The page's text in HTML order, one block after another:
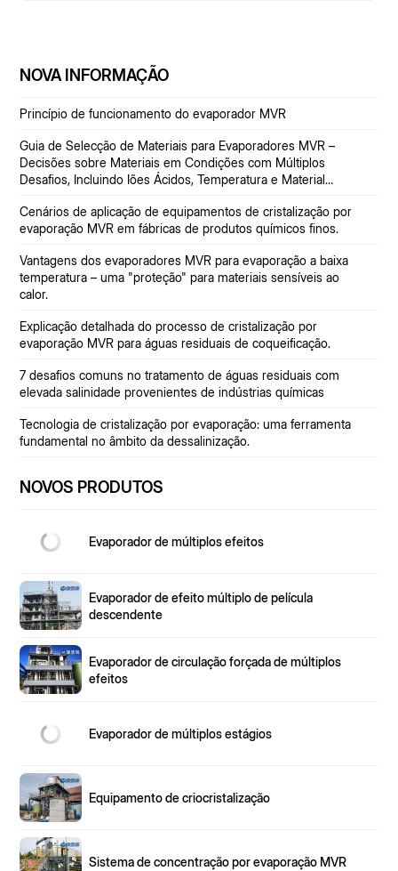
NOVA INFORMAÇÃO
Princípio de funcionamento do evaporador MVR
Guia de Selecção de Materiais para Evaporadores MVR –
Decisões sobre Materiais em Condições com Múltiplos
Desafios, Incluindo Iões Ácidos, Temperatura e Material
Cenários de aplicação de equipamentos de cristalização por
evaporação MVR em fábricas de produtos químicos finos.
Vantagens dos evaporadores MVR para evaporação a baixa
temperatura – uma "proteção" para materiais sensíveis ao
calor.
Explicação detalhada do processo de cristalização por
evaporação MVR para águas residuais de coqueificação.
7 desafios comuns no tratamento de águas residuais com
elevada salinidade provenientes de indústrias químicas
Tecnologia de cristalização por evaporação: uma ferramenta
fundamental no âmbito da dessalinização.
NOVOS PRODUTOS
Evaporador de múltiplos efeitos
Evaporador de efeito múltiplo de película
descendente
Evaporador de circulação forçada de múltiplos
efeitos
Evaporador de múltiplos estágios
Equipamento de criocristalização
Sistema de concentração por evaporação MVR